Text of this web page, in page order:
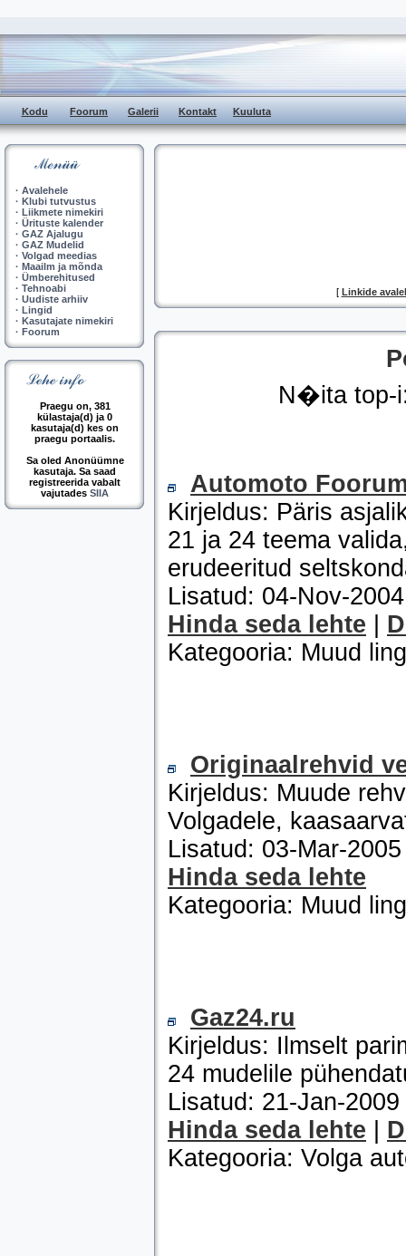
Kodu Foorum Galerii Kontakt Kuuluta
· Avalehele
· Klubi tutvustus
· Liikmete nimekiri
· Ürituste kalender
· GAZ Ajalugu
· GAZ Mudelid
· Volgad meedias
· Maailm ja mõnda
· Ümberehitused
· Tehnoabi
· Uudiste arhiiv
· Lingid
· Kasutajate nimekiri
· Foorum
Praegu on, 381
külastaja(d) ja 0
kasutaja(d) kes on
praegu portaalis.
Sa oled Anonüümne
kasutaja. Sa saad
registreerida vabalt
vajutades SIIA
[ Linkide
N�ita
Automoto
Kirjeldus: Päris
21 ja 24 teema
erudeeritud
Lisatud: 04-Nov-
Hinda seda lehte
Kategooria: Muud
Originaalrehvid
Kirjeldus: Muude
Volgadele,
Lisatud: 03-Mar-
Hinda seda lehte
Kategooria: Muud
Gaz24.ru
Kirjeldus: Ilmselt
24 mudelile
Lisatud: 21-Jan-
Hinda seda lehte
Kategooria: Volga